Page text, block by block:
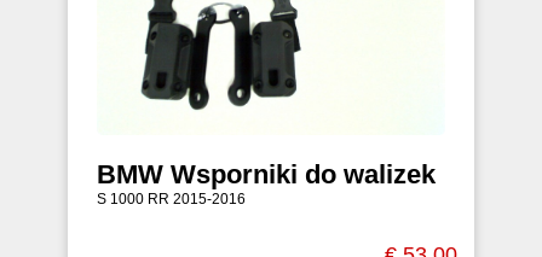
BMW Wsporniki do walizek
S 1000 RR 2015-2016